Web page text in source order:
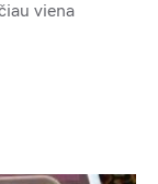
viena